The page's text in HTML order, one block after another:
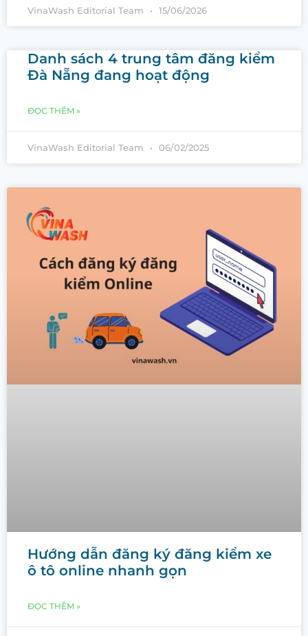
VinaWash Editorial Team 15/06/2026
Danh sách 4 trung tâm đăng kiểm
Đà Nẵng đang hoạt động
ĐỌC THÊM »
VinaWash Editorial Team 06/02/2025
Hướng dẫn đăng ký đăng kiểm xe
ô tô online nhanh gọn
ĐỌC THÊM »